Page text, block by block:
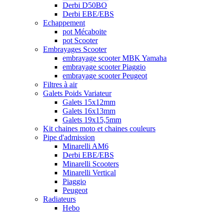
Derbi D50BO
Derbi EBE/EBS
Echappement
pot Mécaboite
pot Scooter
Embrayages Scooter
embrayage scooter MBK Yamaha
embrayage scooter Piaggio
embrayage scooter Peugeot
Filtres à air
Galets Poids Variateur
Galets 15x12mm
Galets 16x13mm
Galets 19x15,5mm
Kit chaines moto et chaines couleurs
Pipe d'admission
Minarelli AM6
Derbi EBE/EBS
Minarelli Scooters
Minarelli Vertical
Piaggio
Peugeot
Radiateurs
Hebo